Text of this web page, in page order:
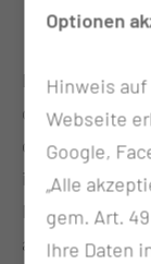
Periphere
Die periphere
der
gezielt in die
implantiert
abgegeben,
Optionen
Hinweis
Webseite
Google,
„Alle
gem. Art. 49
Ihre Daten